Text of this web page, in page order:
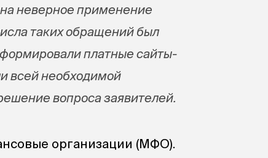
неверное применение
таких обращений был
платные сайты-
всей необходимой
вопроса заявителей.
организации (МФО).